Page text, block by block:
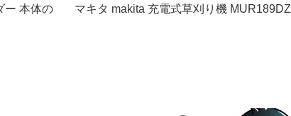
ー 本体の
マキタ makita 充電式草刈り機 MUR189DZ